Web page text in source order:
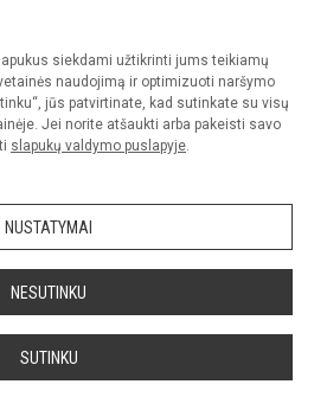
siekdami užtikrinti jums teikiamų
naudojimą ir optimizuoti naršymo
jūs patvirtinate, kad sutinkate su visų
Jei norite atšaukti arba pakeisti savo
slapukų valdymo puslapyje.
NUSTATYMAI
NESUTINKU
SUTINKU
mokykla. Visos teisės saugomos.
administracijos sutikimo griežtai draudžiama.
Slapukų valdymas